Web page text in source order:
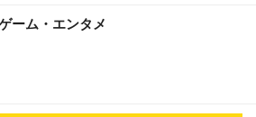
ーム・エンタメ